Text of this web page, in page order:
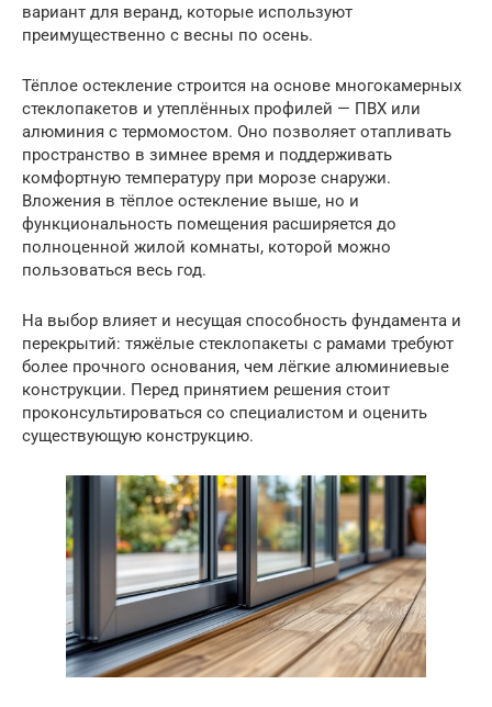
вариант для веранд, которые используют
преимущественно с весны по осень.
Тёплое остекление строится на основе многокамерных
стеклопакетов и утеплённых профилей — ПВХ или
алюминия с термомостом. Оно позволяет отапливать
пространство в зимнее время и поддерживать
комфортную температуру при морозе снаружи.
Вложения в тёплое остекление выше, но и
функциональность помещения расширяется до
полноценной жилой комнаты, которой можно
пользоваться весь год.
На выбор влияет и несущая способность фундамента и
перекрытий: тяжёлые стеклопакеты с рамами требуют
более прочного основания, чем лёгкие алюминиевые
конструкции. Перед принятием решения стоит
проконсультироваться со специалистом и оценить
существующую конструкцию.